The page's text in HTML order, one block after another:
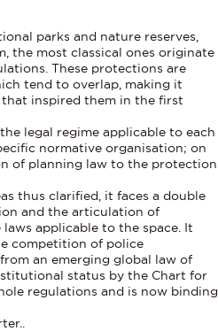
parks and nature reserves,
the most classical ones originate
These protections are
tend to overlap, making it
inspired them in the first
legal regime applicable to each
normative organisation; on
of planning law to the protection
thus clarified, it faces a double
and the articulation of
applicable to the space. It
competition of police
an emerging global law of
status by the Chart for
regulations and is now binding